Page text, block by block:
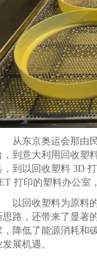
从东京奥运会那由
，到意大利用回收塑
，到以回收塑料 3D
打印的塑料办公室
以回收塑料为原料
思路，还带来了显著
，降低了能源消耗和
展机遇。